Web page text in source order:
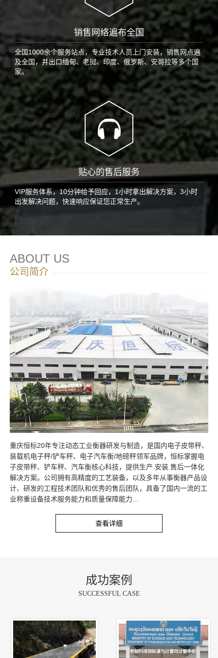
销售网络遍布全国
全国1000余个服务站点，专业技术人员上门安装，销售网点遍
及全国，并出口缅甸、老挝、印度、俄罗斯、安哥拉等多个国
家。
贴心的售后服务
VIP服务体系，10分钟给予回应，1小时拿出解决方案，3小时
出发解决问题，快速响应保证您正常生产。
ABOUT US
公司简介
重庆恒标20年专注动态工业衡器研发与制造，是国内电子皮带秤、
装载机电子秤/铲车秤、电子汽车衡/地磅秤领军品牌，恒标掌握电
子皮带秤、铲车秤、汽车衡核心科技，提供生产.安装.售后一体化
解决方案。公司拥有高精度的工艺装备，以及多年从事衡器产品设
计、研发的工程技术团队和优秀的售后团队，具备了国内一流的工
业称重设备技术服务能力和质量保障能力...
查看详细
成功案例
SUCCESSFUL CASE